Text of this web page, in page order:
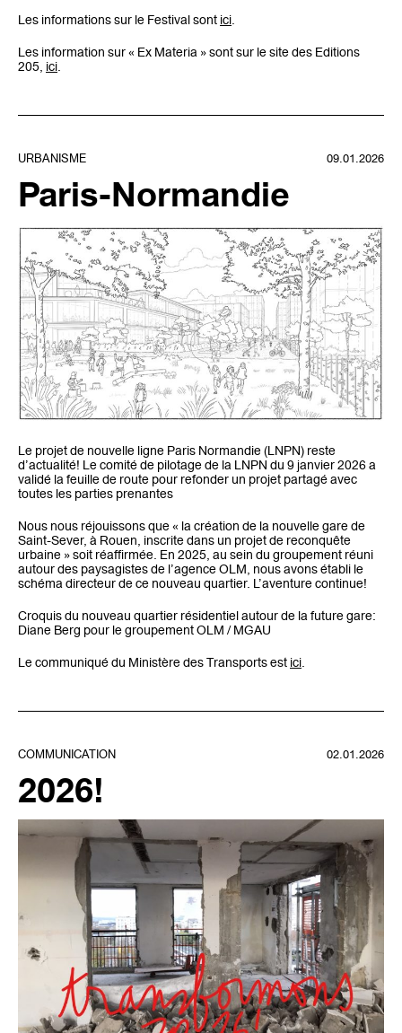
Les informations sur le Festival sont ici.
Les information sur « Ex Materia » sont sur le site des Editions
205, ici.
URBANISME 09.01.2026
Paris-Normandie
Le projet de nouvelle ligne Paris Normandie (LNPN) reste
d’actualité! Le comité de pilotage de la LNPN du 9 janvier 2026 a
validé la feuille de route pour refonder un projet partagé avec
toutes les parties prenantes
Nous nous réjouissons que « la création de la nouvelle gare de
Saint-Sever, à Rouen, inscrite dans un projet de reconquête
urbaine » soit réaffirmée. En 2025, au sein du groupement réuni
autour des paysagistes de l’agence OLM, nous avons établi le
schéma directeur de ce nouveau quartier. L’aventure continue!
Croquis du nouveau quartier résidentiel autour de la future gare:
Diane Berg pour le groupement OLM / MGAU
Le communiqué du Ministère des Transports est ici.
COMMUNICATION 02.01.2026
2026!